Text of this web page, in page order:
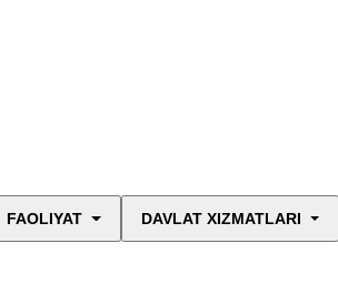
FAOLIYAT DAVLAT XIZMATLARI